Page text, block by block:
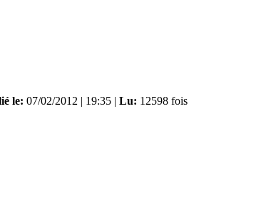
le: 07/02/2012 | 19:35 | Lu: 12598 fois